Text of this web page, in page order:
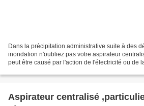
Dans la précipitation administrative suite à des
inondation n'oubliez pas votre aspirateur
peut être causé par l'action de l'électricité ou de
Aspirateur centralisé